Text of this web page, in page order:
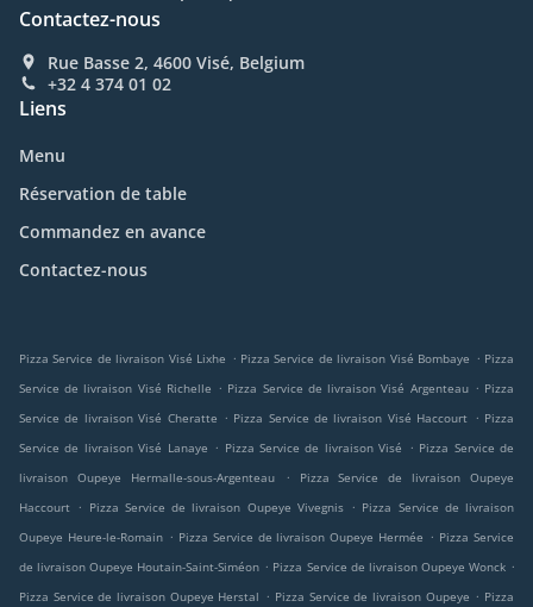
Contactez-nous
Rue Basse 2, 4600 Visé, Belgium
+32 4 374 01 02
Liens
Menu
Réservation de table
Commandez en avance
Contactez-nous
Pizza Service de livraison Visé Lixhe . Pizza Service de livraison Visé Bombaye . Pizza
Service de livraison Visé Richelle . Pizza Service de livraison Visé Argenteau . Pizza
Service de livraison Visé Cheratte . Pizza Service de livraison Visé Haccourt . Pizza
Service de livraison Visé Lanaye . Pizza Service de livraison Visé . Pizza Service de
livraison Oupeye Hermalle-sous-Argenteau
.
Pizza Service de livraison Oupeye
Haccourt . Pizza Service de livraison Oupeye Vivegnis . Pizza Service de livraison
Oupeye Heure-le-Romain . Pizza Service de livraison Oupeye Hermée . Pizza Service
de livraison Oupeye Houtain-Saint-Siméon . Pizza Service de livraison Oupeye Wonck .
Pizza Service de livraison Oupeye Herstal . Pizza Service de livraison Oupeye . Pizza